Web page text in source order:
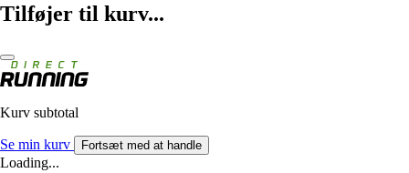
Tilføjer til kurv...
Kurv subtotal
Se min kurv Fortsæt med at handle
Loading...